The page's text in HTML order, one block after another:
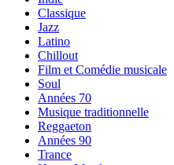
Classique
Jazz
Latino
Chillout
Film et Comédie musicale
Soul
Années 70
Musique traditionnelle
Reggaeton
Années 90
Trance